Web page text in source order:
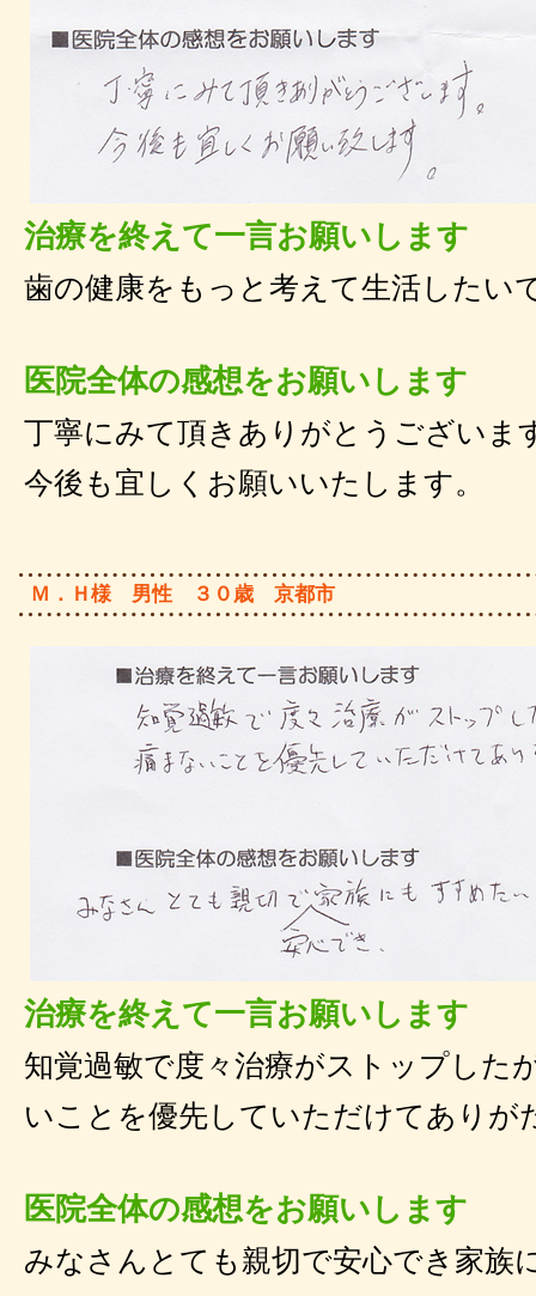
治療を終えて一言お願いします
歯の健康をもっと考えて生活したい
医院全体の感想をお願いします
丁寧にみて頂きありがとうございま
今後も宜しくお願いいたします。
Ｍ．Ｈ様 男性 ３０歳 京都市
治療を終えて一言お願いします
知覚過敏で度々治療がストップした
いことを優先していただけてありが
医院全体の感想をお願いします
みなさんとても親切で安心でき家族